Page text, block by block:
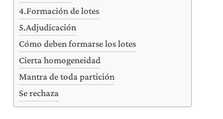
4.Formación de lotes
5.Adjudicación
Cómo deben formarse los lotes
Cierta homogeneidad
Mantra de toda partición
Se rechaza